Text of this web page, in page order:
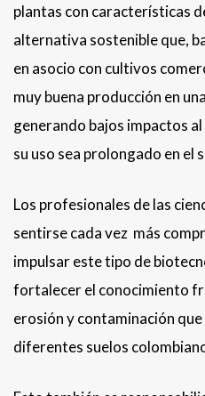
plantas con características
alternativa sostenible que,
en asocio con cultivos
muy buena producción en
generando bajos impactos
su uso sea prolongado en el
Los profesionales de las
sentirse cada vez más
impulsar este tipo de
fortalecer el conocimiento
erosión y contaminación
diferentes suelos